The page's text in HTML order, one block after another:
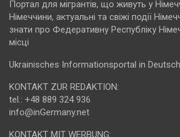
Портал для мігрантів, що живуть у
Німеччини, актуальні та свіжі події
знати про Федеративну Республіку
місці
Ukrainisches Informationsportal in
KONTAKT ZUR REDAKTION:
tel.: +48 889 324 936
info@inGermany.net
KONTAKT MIT WERBUNG: